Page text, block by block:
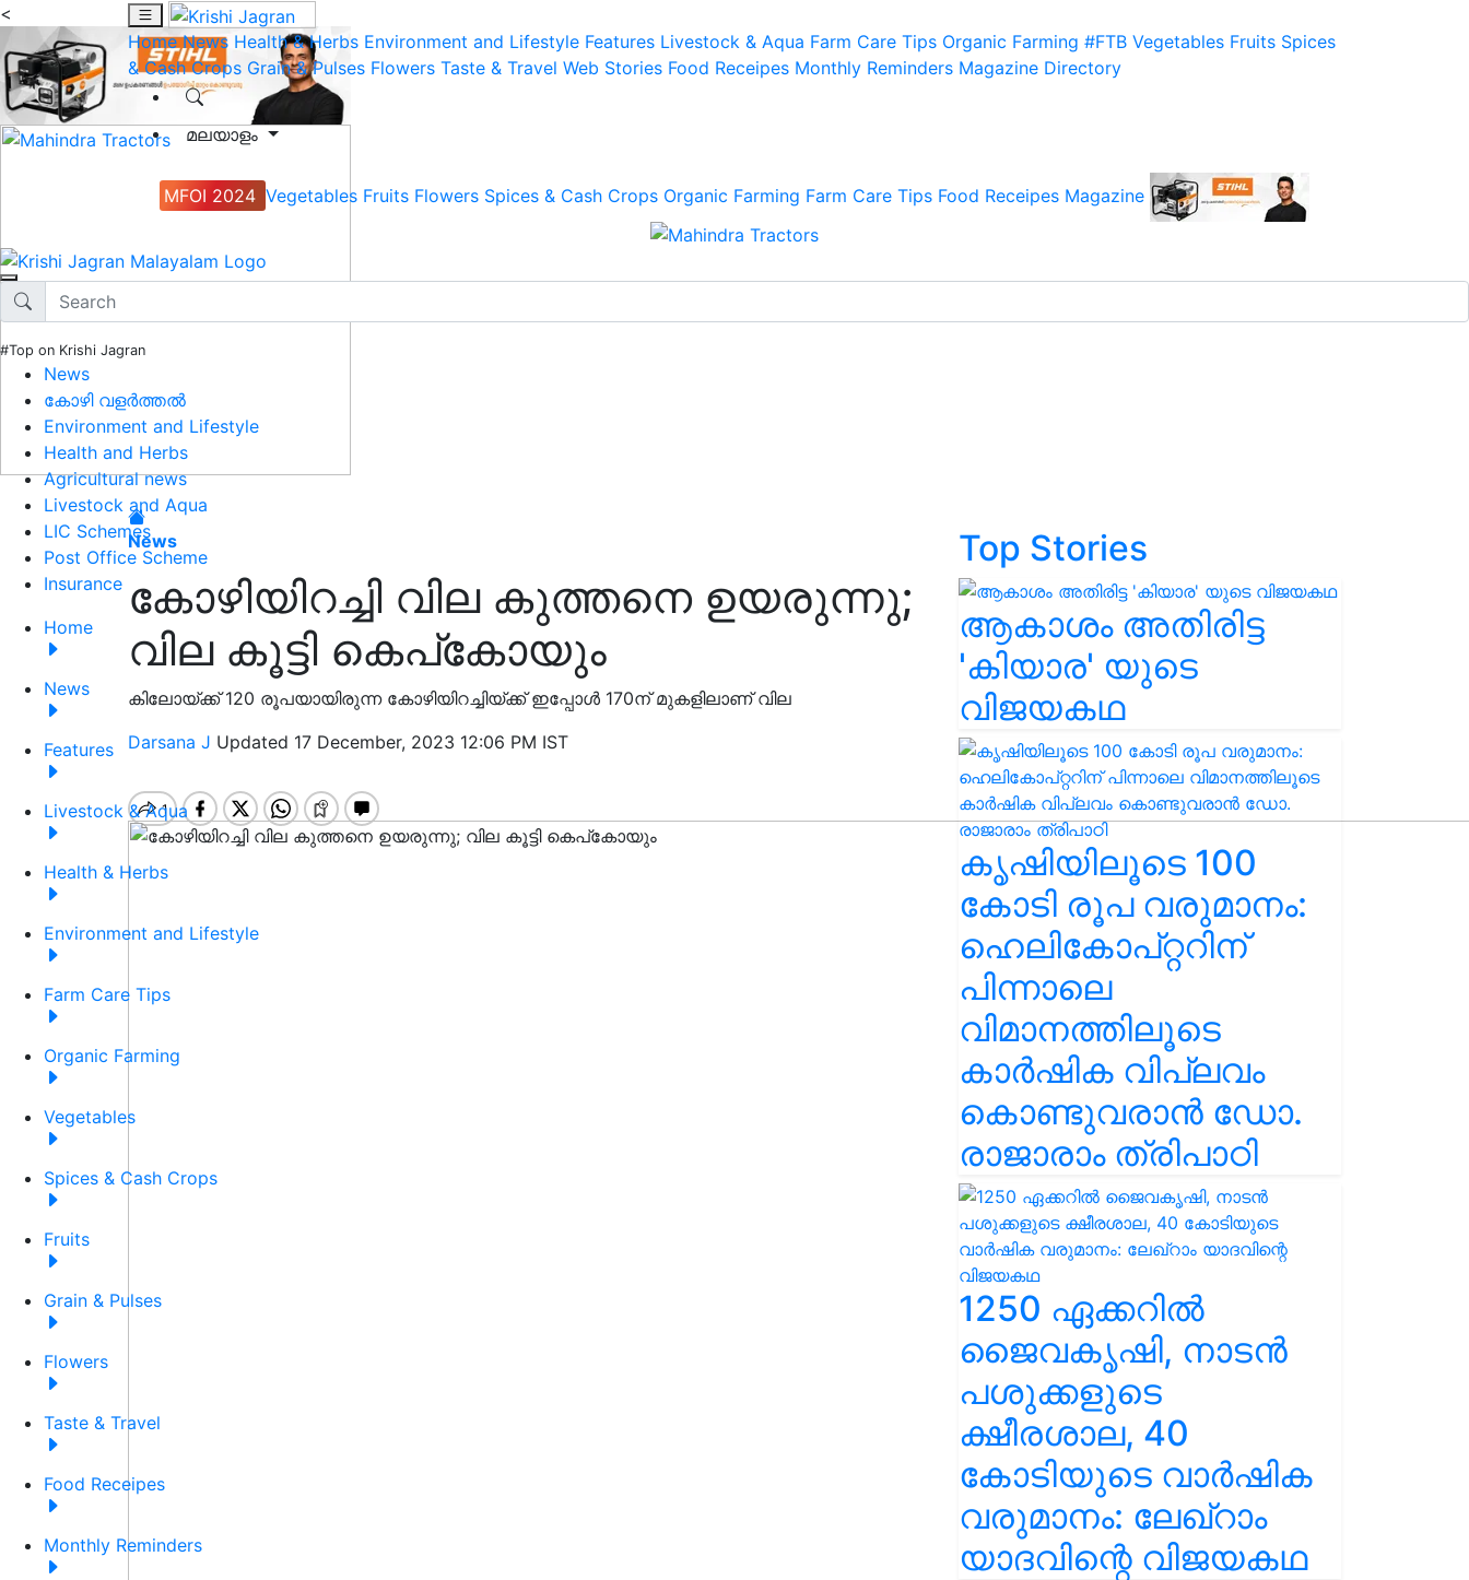
<
Home News Health & Herbs Environment and Lifestyle Features Livestock & Aqua Farm Care Tips Organic Farming #FTB Vegetables Fruits Spices
& Cash Crops Grain & Pulses Flowers Taste & Travel Web Stories Food Receipes Monthly Reminders Magazine Directory
മലയാളം
MFOI 2024 Vegetables Fruits Flowers Spices & Cash Crops Organic Farming Farm Care Tips Food Receipes Magazine
#Top on Krishi Jagran
News
കോഴി വളർത്തൽ
Environment and Lifestyle
Health and Herbs
Agricultural news
Livestock and Aqua
LIC Schemes
Post Office Scheme
Insurance
Home
News
Features
Livestock & Aqua
Health & Herbs
Environment and Lifestyle
Farm Care Tips
Organic Farming
Vegetables
Spices & Cash Crops
Fruits
Grain & Pulses
Flowers
Taste & Travel
Food Receipes
Monthly Reminders
News
കോഴിയിറച്ചി വില കുത്തനെ ഉയരുന്നു;
വില കൂട്ടി കെപ്കോയും
കിലോയ്ക്ക് 120 രൂപയായിരുന്ന കോഴിയിറച്ചിയ്ക്ക് ഇപ്പോൾ 170ന് മുകളിലാണ് വില
Darsana J Updated 17 December, 2023 12:06 PM IST
Top Stories
ആകാശം അതിരിട്ട
'കിയാര' യുടെ
വിജയകഥ
കൃഷിയിലൂടെ 100
കോടി രൂപ വരുമാനം:
ഹെലികോപ്റ്ററിന്
പിന്നാലെ
വിമാനത്തിലൂടെ
കാർഷിക വിപ്ലവം
കൊണ്ടുവരാൻ ഡോ.
രാജാരാം ത്രിപാഠി
1250 ഏക്കറിൽ
ജൈവകൃഷി, നാടൻ
പശുക്കളുടെ
ക്ഷീരശാല, 40
കോടിയുടെ വാർഷിക
വരുമാനം: ലേഖ്‌റാം
യാദവിന്റെ വിജയകഥ